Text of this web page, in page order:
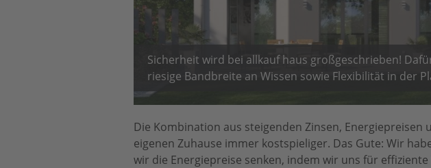
Sicherheit wird bei allkauf haus großgeschrieben!
riesige Bandbreite an Wissen sowie Flexibilität in der
Die Kombination aus steigenden Zinsen,
eigenen Zuhause immer kostspieliger. Das Gute: Wir
wir die Energiepreise senken, indem wir uns für